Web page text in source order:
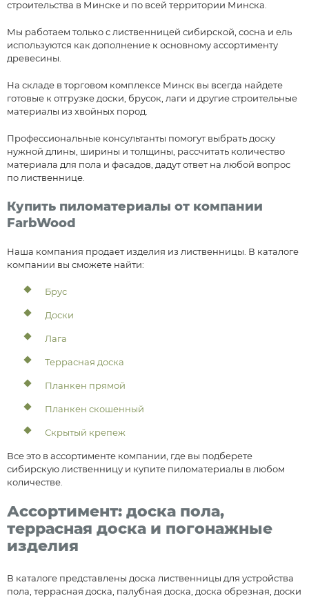
строительства в Минске и по всей территории Минска.
Мы работаем только с лиственницей сибирской, сосна и ель
используются как дополнение к основному ассортименту
древесины.
На складе в торговом комплексе Минск вы всегда найдете
готовые к отгрузке доски, брусок, лаги и другие строительные
материалы из хвойных пород.
Профессиональные консультанты помогут выбрать доску
нужной длины, ширины и толщины, рассчитать количество
материала для пола и фасадов, дадут ответ на любой вопрос
по лиственнице.
Купить пиломатериалы от компании
FarbWood
Наша компания продает изделия из лиственницы. В каталоге
компании вы сможете найти:
Брус
Доски
Лага
Террасная доска
Планкен прямой
Планкен скошенный
Скрытый крепеж
Все это в ассортименте компании, где вы подберете
сибирскую лиственницу и купите пиломатериалы в любом
количестве.
Ассортимент: доска пола,
террасная доска и погонажные
изделия
В каталоге представлены доска лиственницы для устройства
пола, террасная доска, палубная доска, доска обрезная, доски